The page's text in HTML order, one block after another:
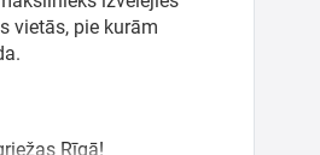
vietās, pie kurām
Rīgā!